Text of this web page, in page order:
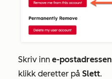
Skriv inn e-postadressen
klikk deretter på Slett.